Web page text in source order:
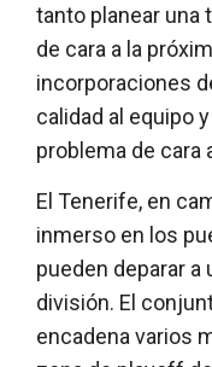
tanto planear una
de cara a la
incorporaciones
calidad al equipo
problema de cara
El Tenerife, en
inmerso en los
pueden deparar a
división. El
encadena varios